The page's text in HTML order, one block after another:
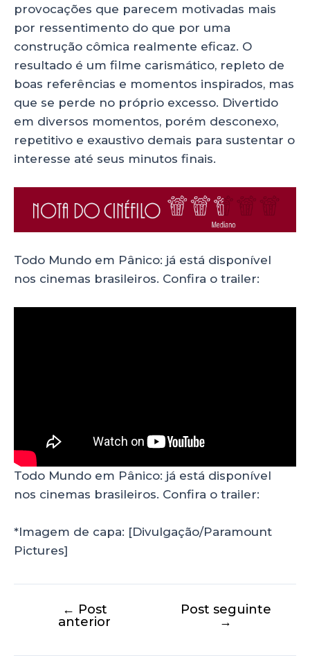
provocações que parecem motivadas mais
por ressentimento do que por uma
construção cômica realmente eficaz. O
resultado é um filme carismático, repleto de
boas referências e momentos inspirados, mas
que se perde no próprio excesso. Divertido
em diversos momentos, porém desconexo,
repetitivo e exaustivo demais para sustentar o
interesse até seus minutos finais.
Todo Mundo em Pânico: já está disponível
nos cinemas brasileiros. Confira o trailer:
Todo Mundo em Pânico: já está disponível
nos cinemas brasileiros. Confira o trailer:
*Imagem de capa: [Divulgação/Paramount
Pictures]
← Post
anterior
Post seguinte
→